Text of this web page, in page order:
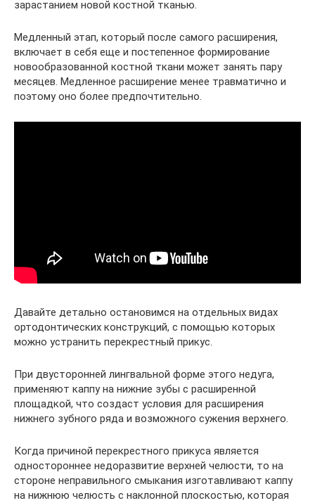
зарастанием новой костной тканью.
Медленный этап, который после самого расширения,
включает в себя еще и постепенное формирование
новообразованной костной ткани может занять пару
месяцев. Медленное расширение менее травматично и
поэтому оно более предпочтительно.
Давайте детально остановимся на отдельных видах
ортодонтических конструкций, с помощью которых
можно устранить перекрестный прикус.
При двусторонней лингвальной форме этого недуга,
применяют каппу на нижние зубы с расширенной
площадкой, что создаст условия для расширения
нижнего зубного ряда и возможного сужения верхнего.
Когда причиной перекрестного прикуса является
одностороннее недоразвитие верхней челюсти, то на
стороне неправильного смыкания изготавливают каппу
на нижнюю челюсть с наклонной плоскостью, которая